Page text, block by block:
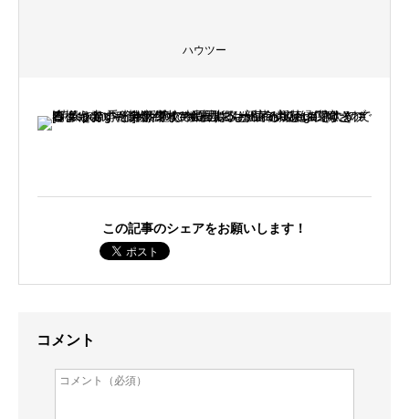
ハウツー
この記事のシェアをお願いします！
コメント